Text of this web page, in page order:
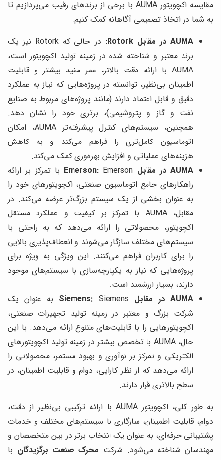
مقایسه اکچویتور AUMA با برخی از برندهای رقیب می‌پردازیم تا
به شما در اتخاذ تصمیمی آگاهانه کمک کنیم:
AUMA در مقابل Rotork:
در حالی که Rotork نیز یک
برند معتبر و شناخته شده در زمینه تولید اکچویتور است،
AUMA با ارائه دقت بالاتر، عمر مفید بیشتر و قابلیت
اطمینان بی‌نظیر، توانسته در پروژه‌هایی که نیاز به عملکرد
دقیق و قابل اعتماد دارند (مانند پروژه‌های مربوط به صنایع
نفت و گاز و پتروشیمی)، برتری خود را نشان دهد.
همچنین، سیستم‌های کنترل پیشرفته‌تر AUMA، امکان
اتوماسیون کامل‌تری را فراهم می‌کند و به کاهش
هزینه‌های عملیاتی و افزایش بهره‌وری کمک می‌کند.
AUMA در مقابل Emerson:
Emerson با تمرکز بر ارائه
راهکارهای جامع اتوماسیون صنعتی، اکچویتورهای خود را
به عنوان بخشی از یک سیستم بزرگ‌تر عرضه می‌کند. در
مقابل، AUMA با تمرکز بر کیفیت و عملکرد مستقل
اکچویتور، محصولاتی را ارائه می‌دهد که به راحتی با
سیستم‌های مختلف سازگار می‌شوند و انعطاف‌پذیری بالایی
را برای کاربران فراهم می‌کنند. این ویژگی به ویژه برای
پروژه‌هایی که نیاز به یکپارچه‌سازی با سیستم‌های موجود
دارند، بسیار ارزشمند است.
AUMA در مقابل Siemens:
Siemens به عنوان یک
شرکت بزرگ و معتبر در زمینه تولید تجهیزات صنعتی،
اکچویتورهایی را با قابلیت‌های متنوع ارائه می‌دهد. با این
حال، AUMA با تخصص بیشتر در زمینه تولید اکچویتورهای
الکتریکی و تمرکز بر نوآوری و بهبود مستمر، محصولاتی را
ارائه می‌دهد که از نظر کارایی، دوام و قابلیت اطمینان، در
سطح بالاتری قرار دارند.
به طور کلی، اکچویتور AUMA با ارائه ترکیبی بی‌نظیر از دقت،
دوام، قابلیت اطمینان، سازگاری با سیستم‌های مختلف و خدمات
پشتیبانی حرفه‌ای، به عنوان یک انتخاب برتر در بین متخصصان و
مهندسان شناخته می‌شود. شرکت محرک صنعت برگزیدگان با